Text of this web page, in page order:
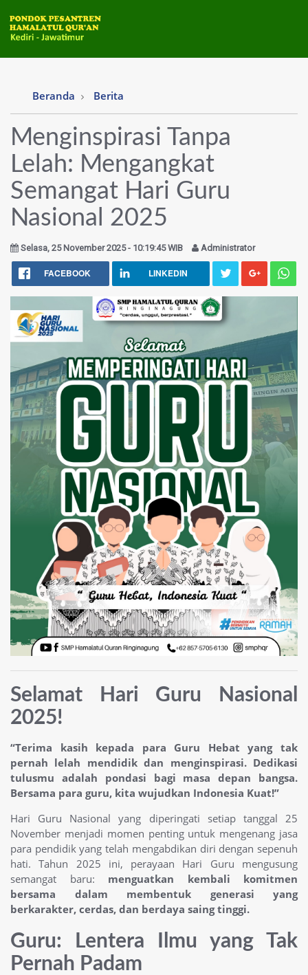
Beranda Berita
Menginspirasi Tanpa
Lelah: Mengangkat
Semangat Hari Guru
Nasional 2025
Selasa, 25 November 2025 - 10:19:45 WIB Administrator
FACEBOOK LINKEDIN
Selamat Hari Guru Nasional
2025!
“Terima kasih kepada para Guru Hebat yang tak
pernah lelah mendidik dan menginspirasi. Dedikasi
tulusmu adalah pondasi bagi masa depan bangsa.
Bersama para guru, kita wujudkan Indonesia Kuat!”
Hari Guru Nasional yang diperingati setiap tanggal 25
November menjadi momen penting untuk mengenang jasa
para pendidik yang telah mengabdikan diri dengan sepenuh
hati. Tahun 2025 ini, perayaan Hari Guru mengusung
semangat baru: menguatkan kembali komitmen
bersama dalam membentuk generasi yang
berkarakter, cerdas, dan berdaya saing tinggi.
Guru: Lentera Ilmu yang Tak
Pernah Padam